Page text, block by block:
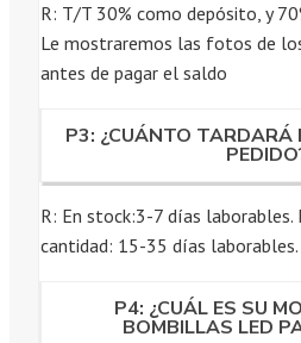
R: T/T 30% como depósito, y
Le mostraremos las fotos de
antes de pagar el saldo
P3: ¿CUÁNTO TARDARÁ
R: En stock:3-7 días laborables.
cantidad: 15-35 días laborables.
P4: ¿CUÁL ES SU
BOMBILLAS LED